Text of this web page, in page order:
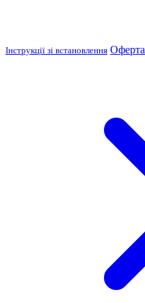
Інструкції зі встановлення Оферта